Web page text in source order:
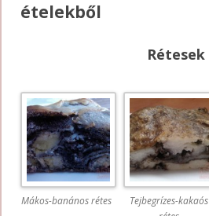
ételekből
Rétesek
Mákos-banános rétes
Tejbegrízes-kakaós